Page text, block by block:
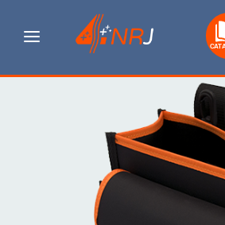
Navigation